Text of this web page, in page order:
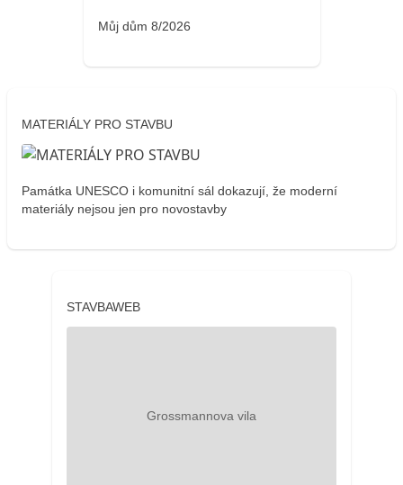
Můj dům 8/2026
MATERIÁLY PRO STAVBU
Památka UNESCO i komunitní sál dokazují, že moderní
materiály nejsou jen pro novostavby
STAVBAWEB